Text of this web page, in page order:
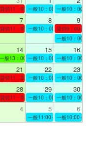
貸切11：00～12：00一般10：00～19：00
一般10：00～
7 8 9
貸切11：00～12：00一般10：00～19：00
貸切9：00～10
一般10：00～
14 15 16
19：00
一般13：00～19：00一般10：00～19：00
一般10：00～
21 22 23
貸切11：00～13：00一般10：00～19：00
一般10：00～
28 29 30
貸切11：00～12：00一般10：00～19：00
一般10：00～
4 5 6
一般11:00～19:00一般10:00～